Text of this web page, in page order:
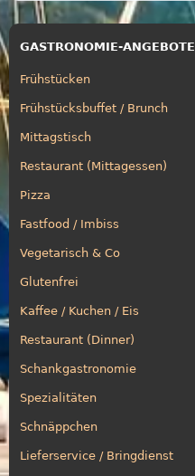
GASTRONOMIE-ANGEBOTE
Frühstücken
Frühstücksbuffet / Brunch
Mittagstisch
Restaurant (Mittagessen)
Pizza
Fastfood / Imbiss
Vegetarisch & Co
Glutenfrei
Kaffee / Kuchen / Eis
Restaurant (Dinner)
Schankgastronomie
Spezialitäten
Schnäppchen
Lieferservice / Bringdienst